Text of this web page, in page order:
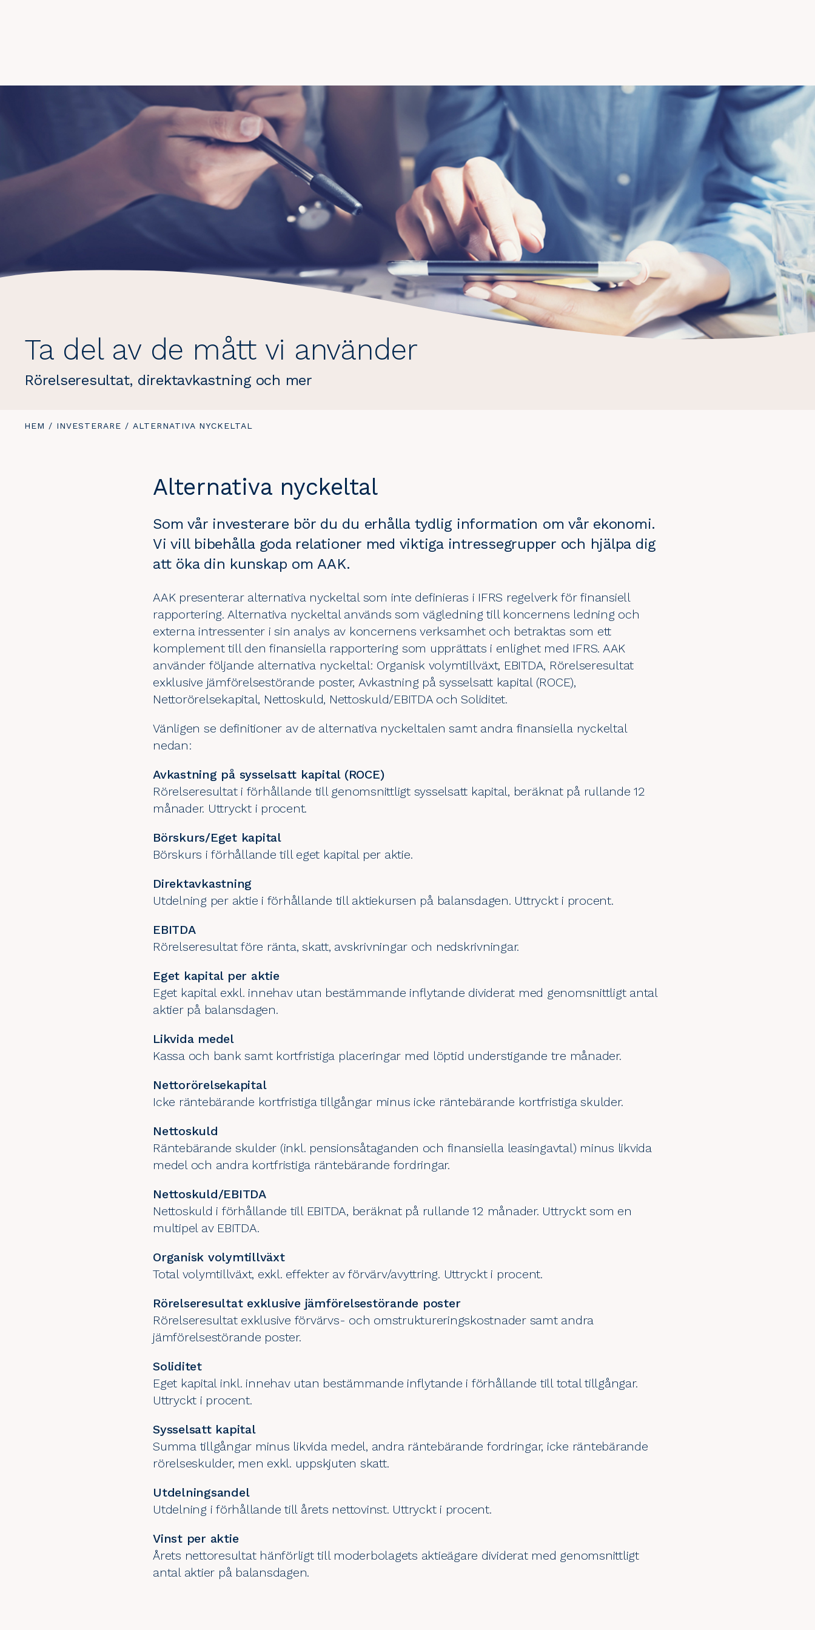
Ta del av de mått vi använder
Rörelseresultat, direktavkastning och mer
DU
HEM / INVESTERARE / DU
ALTERNATIVA NYCKELTAL
Alternativa nyckeltal
Som vår investerare bör du du erhålla tydlig information om vår ekonomi.
Vi vill bibehålla goda relationer med viktiga intressegrupper och hjälpa dig
att öka din kunskap om AAK.
AAK presenterar alternativa nyckeltal som inte definieras i IFRS regelverk för finansiell
rapportering. Alternativa nyckeltal används som vägledning till koncernens ledning och
externa intressenter i sin analys av koncernens verksamhet och betraktas som ett
komplement till den finansiella rapportering som upprättats i enlighet med IFRS. AAK
använder följande alternativa nyckeltal: Organisk volymtillväxt, EBITDA, Rörelseresultat
exklusive jämförelsestörande poster, Avkastning på sysselsatt kapital (ROCE),
Nettorörelsekapital, Nettoskuld, Nettoskuld/EBITDA och Soliditet.
Vänligen se definitioner av de alternativa nyckeltalen samt andra finansiella nyckeltal
nedan:
Avkastning på sysselsatt kapital (ROCE)
Rörelseresultat i förhållande till genomsnittligt sysselsatt kapital, beräknat på rullande 12
månader. Uttryckt i procent.
Börskurs/Eget kapital
Börskurs i förhållande till eget kapital per aktie.
Direktavkastning
Utdelning per aktie i förhållande till aktiekursen på balansdagen. Uttryckt i procent.
EBITDA
Rörelseresultat före ränta, skatt, avskrivningar och nedskrivningar.
Eget kapital per aktie
Eget kapital exkl. innehav utan bestämmande inflytande dividerat med genomsnittligt antal
aktier på balansdagen.
Likvida medel
Kassa och bank samt kortfristiga placeringar med löptid understigande tre månader.
Nettorörelsekapital
Icke räntebärande kortfristiga tillgångar minus icke räntebärande kortfristiga skulder.
Nettoskuld
Räntebärande skulder (inkl. pensionsåtaganden och finansiella leasingavtal) minus likvida
medel och andra kortfristiga räntebärande fordringar.
Nettoskuld/EBITDA
Nettoskuld i förhållande till EBITDA, beräknat på rullande 12 månader. Uttryckt som en
multipel av EBITDA.
Organisk volymtillväxt
Total volymtillväxt, exkl. effekter av förvärv/avyttring. Uttryckt i procent.
Rörelseresultat exklusive jämförelsestörande poster
Rörelseresultat exklusive förvärvs- och omstruktureringskostnader samt andra
jämförelsestörande poster.
Soliditet
Eget kapital inkl. innehav utan bestämmande inflytande i förhållande till total tillgångar.
Uttryckt i procent.
Sysselsatt kapital
Summa tillgångar minus likvida medel, andra räntebärande fordringar, icke räntebärande
rörelseskulder, men exkl. uppskjuten skatt.
Utdelningsandel
Utdelning i förhållande till årets nettovinst. Uttryckt i procent.
Vinst per aktie
Årets nettoresultat hänförligt till moderbolagets aktieägare dividerat med genomsnittligt
antal aktier på balansdagen.